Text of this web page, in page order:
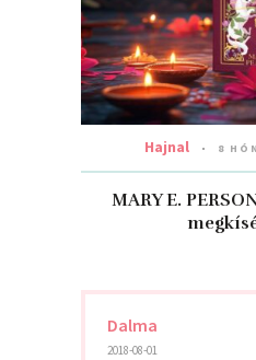
Hajnal 8
MARY E.
Dalma
2018-08-01